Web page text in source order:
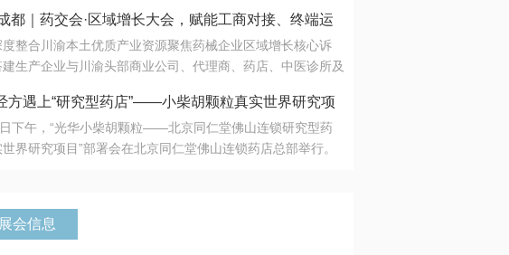
｜药交会·区域增长大会，赋能工商对接、终端运营
新定义研发效率；另一端是创新药“最后一公里”的支付与入院
唤更成熟的产业生态。 同质化“内卷”已无出路，全产业链协
能力建设才是破局关键。 本届大会以 “重构生态，定义未
围；从中药创新、复杂药物制剂、CGT、多肽与小核酸的技
到CDMO的柔性智造。 我们致力于打破壁垒，让“实验
产线”、“研发端”与“支付端”深度对话，更让监管、产业、资
都｜药交会·区域增长大会，赋能工商对接、终端运
度整合川渝本土优质产业资源聚焦药械企业区域增长核心诉
生产企业与川渝头部商业公司、代理商、药店、中医诊所及
份额夯实西南市场战略布局
方遇上“研究型药店”——小柴胡颗粒真实世界研究项
京同仁堂佛山连锁启动
下午，“光华小柴胡颗粒——北京同仁堂佛山连锁研究型药
世界研究项目”部署会在北京同仁堂佛山连锁药店总部举行。
会信息